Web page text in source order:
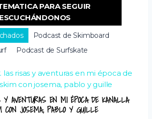
PARA SEGUIR
ESCUCHÁNDONOS
Podcast de Skimboard
Podcast de Surfskate
AVENTURAS EN MI ÉPOCA DE KANALLA
CON JOSEMA, PABLO Y GUILLE